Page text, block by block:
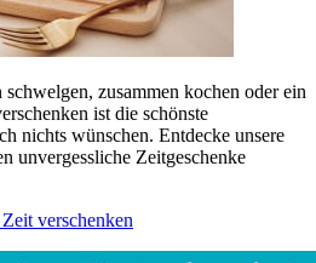
zusammen kochen oder ein
ist die schönste
nichts wünschen. Entdecke unsere
unvergessliche Zeitgeschenke
verschenken